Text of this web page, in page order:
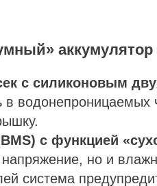
аккумулятор
с силиконовым
в
с функцией
но и
система